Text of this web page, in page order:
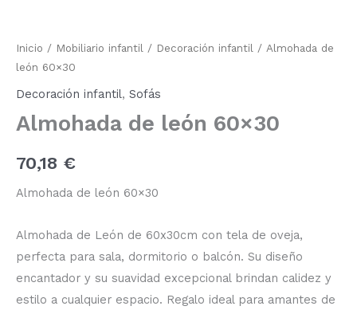
Inicio / Mobiliario infantil / Decoración infantil / Almohada de
león 60×30
Decoración infantil, Sofás
Almohada de león 60×30
70,18 €
Almohada de león 60×30
Almohada de León de 60x30cm con tela de oveja,
perfecta para sala, dormitorio o balcón. Su diseño
encantador y su suavidad excepcional brindan calidez y
estilo a cualquier espacio. Regalo ideal para amantes de